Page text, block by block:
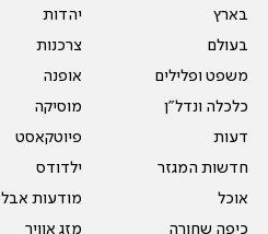
בארץ
בעולם
משפט ופלילים
כלכלה ונדל"ן
דעות
חדשות המגזר
אוכל
כיפה שחורה
יהדות
צרכנות
אופנה
מוסיקה
פיוטקאסט
ילדודס
מודעות אבל
מזג אוויר